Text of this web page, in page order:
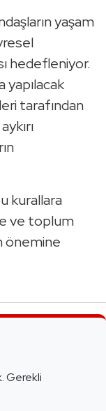
yaşam
hedefleniyor.
yapılacak
tarafından
kurallara
ve toplum
önemine
Gerekli